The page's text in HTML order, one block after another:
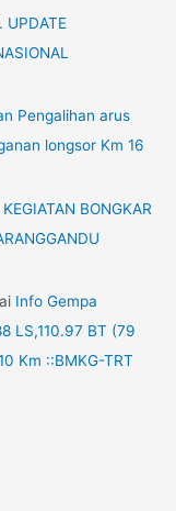
Pengalihan arus
longsor Km 16
BONGKAR
Info Gempa
LS,110.97 BT (79
Km ::BMKG-TRT